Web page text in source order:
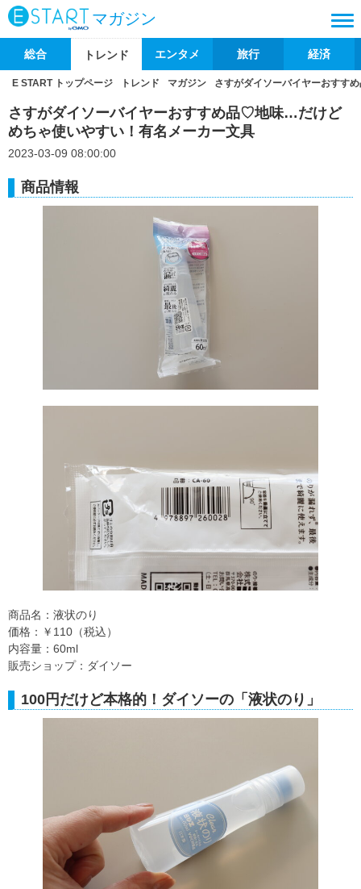
マガジン
総合 トレンド エンタメ 旅行 経済
E START トップページ トレンド マガジン さすがダイソーバイヤーおすす
さすがダイソーバイヤーおすすめ品♡地味…だけど
めちゃ使いやすい！有名メーカー文具
2023-03-09 08:00:00
商品情報
商品名：液状のり
価格：￥110（税込）
内容量：60ml
販売ショップ：ダイソー
100円だけど本格的！ダイソーの「液状のり」